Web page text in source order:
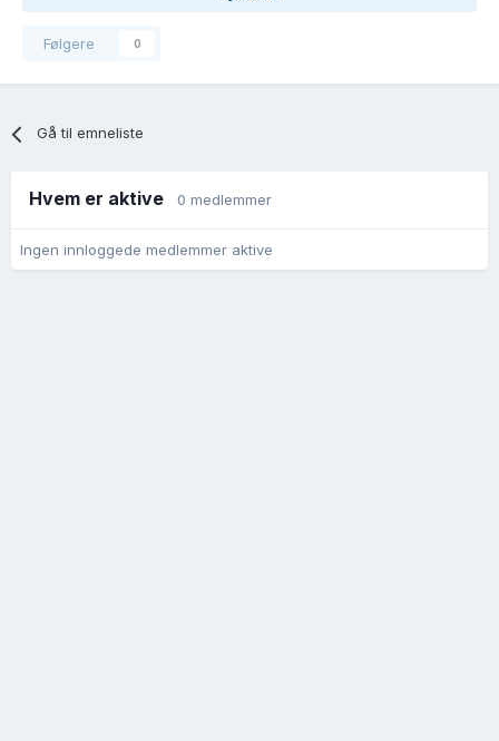
Følgere 0
Gå til emneliste
Hvem er aktive 0 medlemmer
Ingen innloggede medlemmer aktive